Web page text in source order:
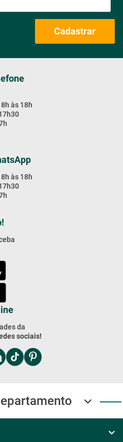
Cadastrar
às 18h
às 18h
da
sociais!